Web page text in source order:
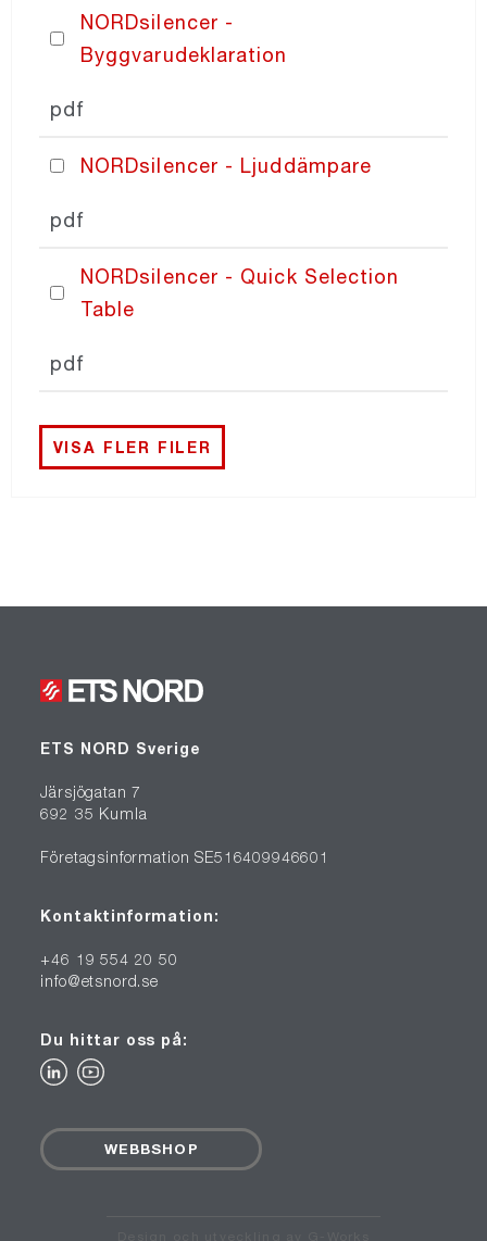
NORDsilencer -
Byggvarudeklaration
pdf
NORDsilencer - Ljuddämpare
pdf
NORDsilencer - Quick Selection
Table
pdf
VISA FLER FILER
ETS NORD Sverige
Järsjögatan 7
692 35 Kumla
Företagsinformation SE516409946601
Kontaktinformation:
+46 19 554 20 50
info@etsnord.se
Du hittar oss på:
WEBBSHOP